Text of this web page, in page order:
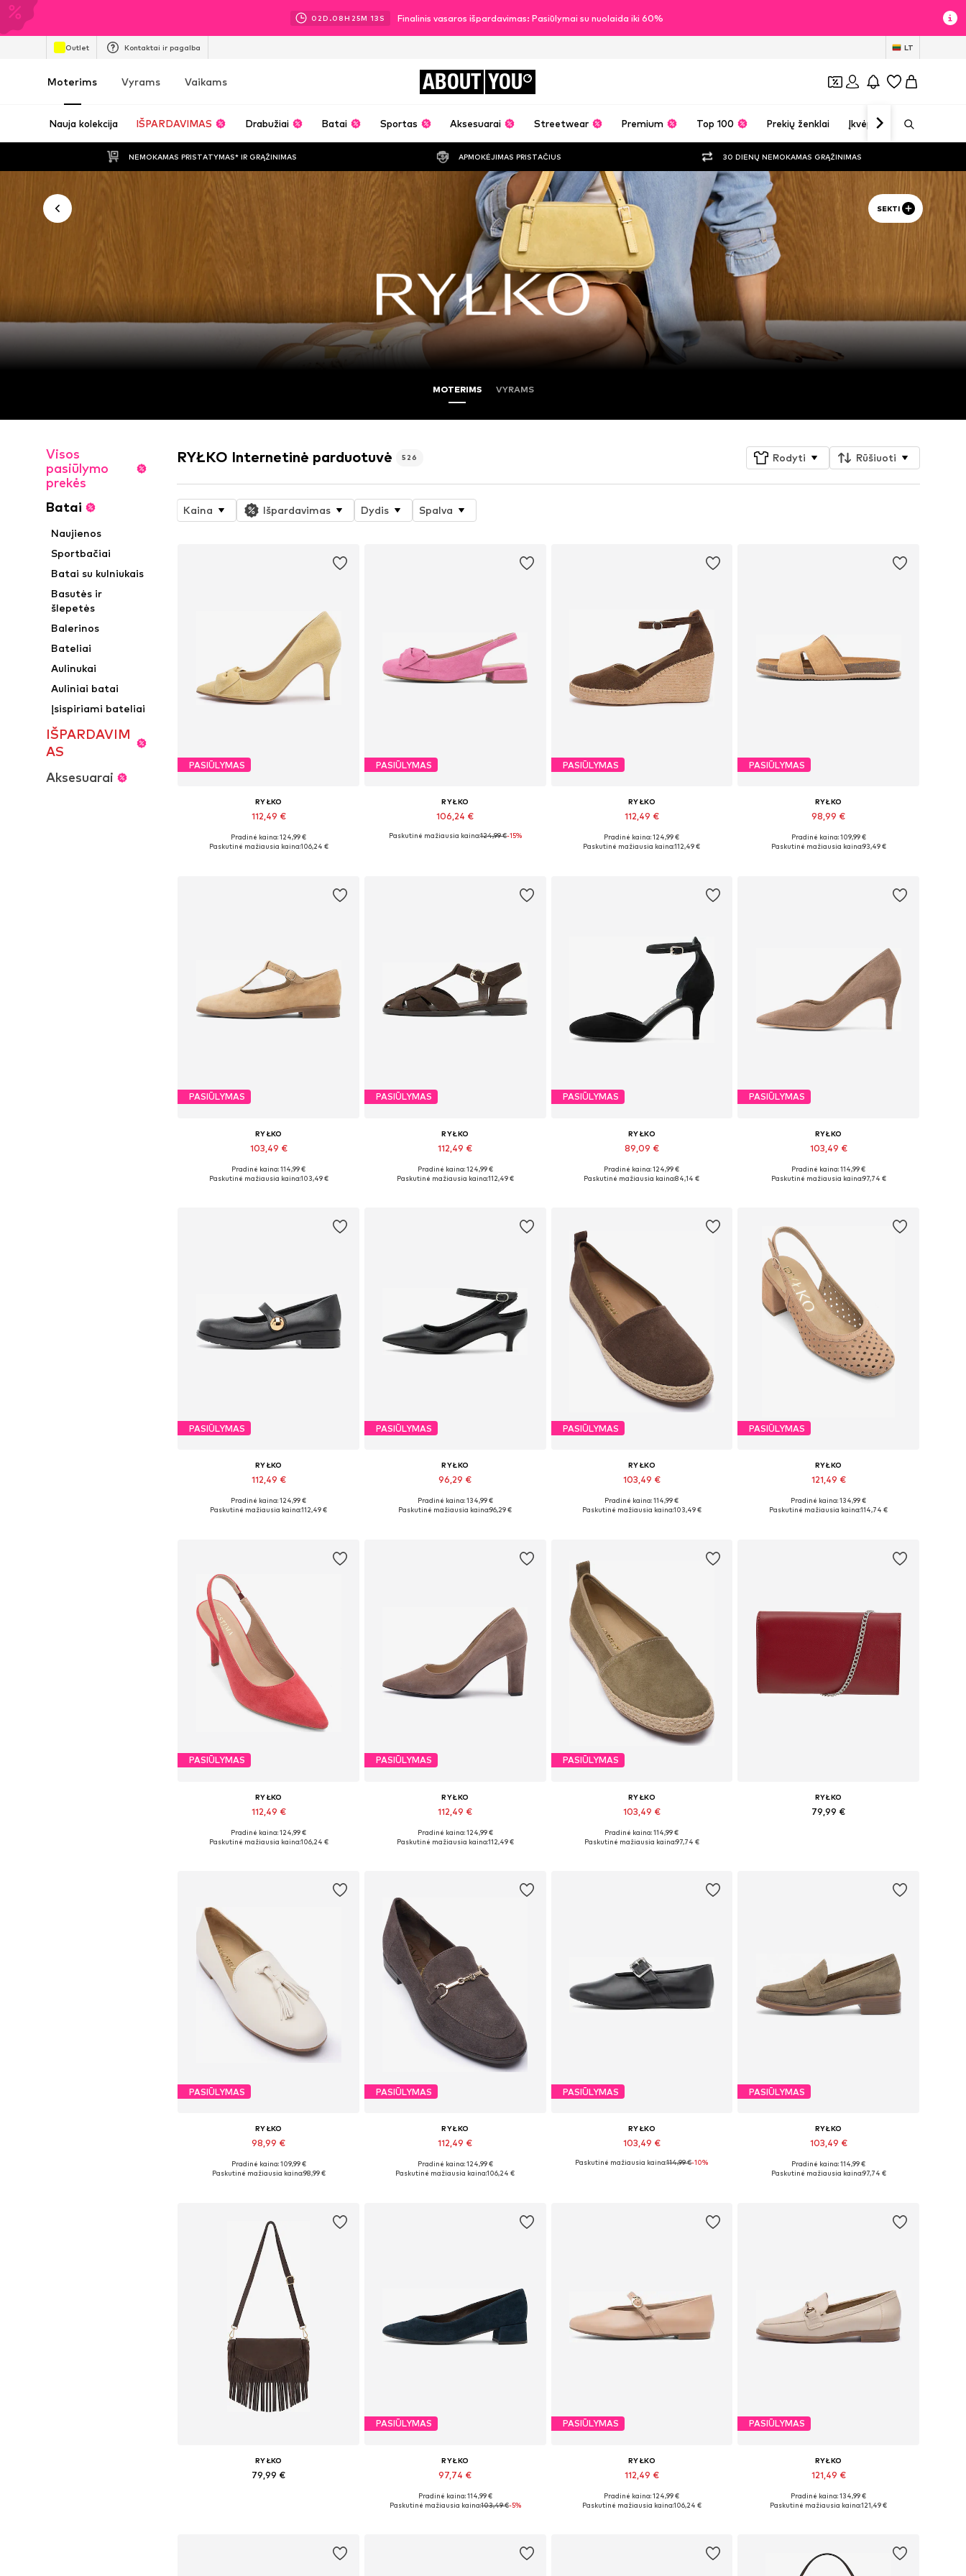
02D.08H 25M 11 S Finalinis vasaros išpardavimas: Pasiūlymai su nuolaida iki 60%
Outlet Kontaktai ir pagalba LT
Moterims Vyrams Vaikams ABOUT YOU
Nauja kolekcija IŠPARDAVIMAS Drabužiai Batai Sportas Aksesuarai Streetwear Premium Top 100 Prekių ženklai Įkvėpimas
NEMOKAMAS PRISTATYMAS* IR GRĄŽINIMAS APMOKĖJIMAS PRISTAČIUS 30 DIENŲ NEMOKAMAS GRĄŽINIMAS
SEKTI
MOTERIMS VYRAMS
Visos
pasiūlymo
prekės
Batai
Naujienos
Sportbačiai
Batai su kulniukais
Basutės ir
šlepetės
Balerinos
Bateliai
Aulinukai
Auliniai batai
Įsispiriami bateliai
IŠPARDAVIM
AS
Aksesuarai
RYŁKO Internetinė parduotuvė 526 Rodyti Rūšiuoti
Kaina Išpardavimas Dydis Spalva
PASIŪLYMAS
RYŁKO
112,49 €
Yra daugybė dydžių
Pradinė kaina: 124,99 €
Paskutinė mažiausia kaina:106,24 €
PASIŪLYMAS
RYŁKO
106,24 €
Paskutinė mažiausia kaina:124,99 €-15%
PASIŪLYMAS
RYŁKO
112,49 €
Galimi dydžiai: 40
Pradinė kaina: 124,99 €
Paskutinė mažiausia kaina:112,49 €
PASIŪLYMAS
RYŁKO
98,99 €
Yra daugybė dydžių
Pradinė kaina: 109,99 €
Paskutinė mažiausia kaina:93,49 €
PASIŪLYMAS
RYŁKO
103,49 €
Yra daugybė dydžių
Pradinė kaina: 114,99 €
Paskutinė mažiausia kaina:103,49 €
PASIŪLYMAS
RYŁKO
112,49 €
Galimi dydžiai: 41
Pradinė kaina: 124,99 €
Paskutinė mažiausia kaina:112,49 €
PASIŪLYMAS
RYŁKO
89,09 €
Galimi dydžiai: 36,5, 37, 38, 39,5
Pradinė kaina: 124,99 €
Paskutinė mažiausia kaina:84,14 €
PASIŪLYMAS
RYŁKO
103,49 €
Yra daugybė dydžių
Pradinė kaina: 114,99 €
Paskutinė mažiausia kaina:97,74 €
PASIŪLYMAS
RYŁKO
112,49 €
Yra daugybė dydžių
Pradinė kaina: 124,99 €
Paskutinė mažiausia kaina:112,49 €
PASIŪLYMAS
RYŁKO
96,29 €
Galimi dydžiai: 37, 37,5, 38, 39, 40
Pradinė kaina: 134,99 €
Paskutinė mažiausia kaina:96,29 €
PASIŪLYMAS
RYŁKO
103,49 €
Galimi dydžiai: 35
Pradinė kaina: 114,99 €
Paskutinė mažiausia kaina:103,49 €
PASIŪLYMAS
RYŁKO
121,49 €
Yra daugybė dydžių
Pradinė kaina: 134,99 €
Paskutinė mažiausia kaina:114,74 €
PASIŪLYMAS
RYŁKO
112,49 €
Yra daugybė dydžių
Pradinė kaina: 124,99 €
Paskutinė mažiausia kaina:106,24 €
PASIŪLYMAS
RYŁKO
112,49 €
Yra daugybė dydžių
Pradinė kaina: 124,99 €
Paskutinė mažiausia kaina:112,49 €
PASIŪLYMAS
RYŁKO
103,49 €
Galimi dydžiai: 38, 39
Pradinė kaina: 114,99 €
Paskutinė mažiausia kaina:97,74 €
RYŁKO
79,99 €
PASIŪLYMAS
RYŁKO
98,99 €
Galimi dydžiai: 36, 38, 39
Pradinė kaina: 109,99 €
Paskutinė mažiausia kaina:98,99 €
PASIŪLYMAS
RYŁKO
112,49 €
Galimi dydžiai: 35, 36, 37, 38, 39
Pradinė kaina: 124,99 €
Paskutinė mažiausia kaina:106,24 €
PASIŪLYMAS
RYŁKO
103,49 €
Paskutinė mažiausia kaina:114,99 €-10%
PASIŪLYMAS
RYŁKO
103,49 €
Galimi dydžiai: 35, 36, 38, 39, 41
Pradinė kaina: 114,99 €
Paskutinė mažiausia kaina:97,74 €
RYŁKO
79,99 €
PASIŪLYMAS
RYŁKO
97,74 €
Yra daugybė dydžių
Pradinė kaina: 114,99 €
Paskutinė mažiausia kaina:103,49 €-5%
PASIŪLYMAS
RYŁKO
112,49 €
Yra daugybė dydžių
Pradinė kaina: 124,99 €
Paskutinė mažiausia kaina:106,24 €
PASIŪLYMAS
RYŁKO
121,49 €
Yra daugybė dydžių
Pradinė kaina: 134,99 €
Paskutinė mažiausia kaina:121,49 €